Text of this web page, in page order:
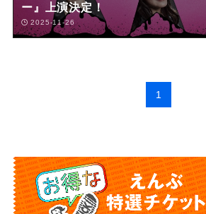
ー』上演決定！
2025-11-26
1